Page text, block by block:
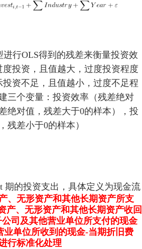
进行OLS得到的残差来衡量投资效
投资，且值越大，过度投资程度
投资不足，且值越小，过度不足程
三个变量：投资效率（残差绝对
绝对值，残差大于0的样本）， 投
残差小于0的样本 ）
t 期的投资支出，具体定义为现金流
、无形资产和其他长期资产所支
产、无形资产和其他长期资产收回
司及其他营业单位所支付的现金
业单位所收到的现金-当期折旧费
行标准化处理